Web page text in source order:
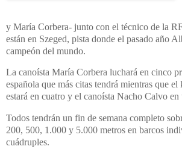
y María Corbera- junto con el técnico de la
están en Szeged, pista donde el pasado año
campeón del mundo.
La canoísta María Corbera luchará en cinco
española que más citas tendrá mientras que el
estará en cuatro y el canoísta Nacho Calvo en
Todos tendrán un fin de semana completo
200, 500, 1.000 y 5.000 metros en barcos
cuádruples.